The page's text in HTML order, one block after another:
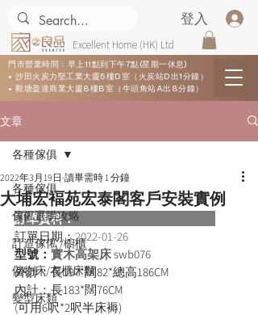
Excellent Home (HK) Ltd
登入
門市營業時間：早上11點到下午7點(星期一休息)
• 沙田火炭力堅工業大廈5樓D室（火炭站D出1分鐘）
• 觀塘盈達商業大廈8樓B室（牛頭角站A出8分鐘）
文章
各種傢俱
傢俬選購攻略
訂造傢俬 /櫥櫃
儲物床/衣櫃床類
變型床類
各種傢俱
大埔宏褔苑宏泰閣客戶安裝實例
2022年3月19日 讀畢需時 1 分鐘
訂單資料：
訂單日期：2022-01-26
型號：實木高架床 swb076
外計：長197*闊82*總高186CM
內計：長183*闊76CM
(可用6呎*2呎半床褥)